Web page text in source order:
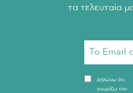
τα τελευταία
Δηλώνω ότι
γνωρίζω τον